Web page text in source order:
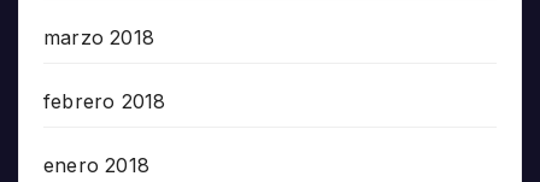
marzo 2018
febrero 2018
enero 2018